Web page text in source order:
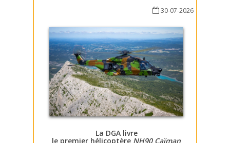
30-07-2026
La DGA livre
le premier hélicoptère NH90 Caïman